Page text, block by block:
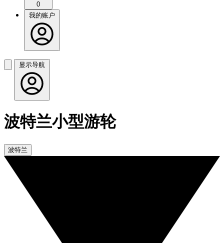
0
我的账户
显示导航
波特兰小型游轮
波特兰